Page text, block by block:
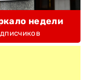
недели